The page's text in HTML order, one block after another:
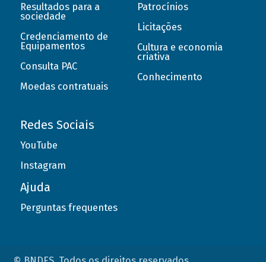
Resultados para a
sociedade
Credenciamento de
Equipamentos
Consulta PAC
Moedas contratuais
Patrocínios
Licitações
Cultura e economia
criativa
Conhecimento
Redes Sociais
YouTube
Instagram
Ajuda
Perguntas frequentes